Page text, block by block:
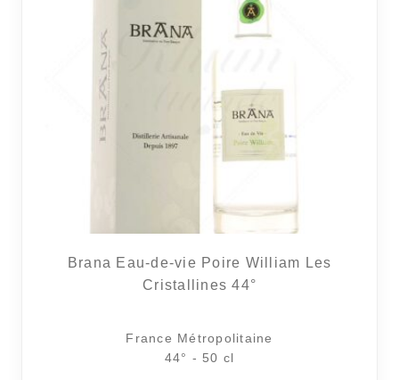
Brana Eau-de-vie Poire William Les
Cristallines 44°
France Métropolitaine
44° - 50 cl